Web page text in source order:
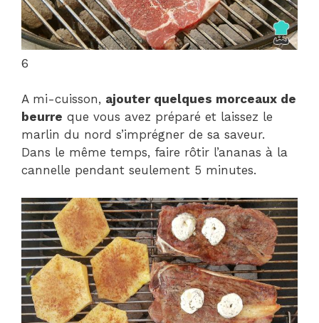
6
A mi-cuisson, ajouter quelques morceaux de
beurre que vous avez préparé et laissez le
marlin du nord s’imprégner de sa saveur.
Dans le même temps, faire rôtir l’ananas à la
cannelle pendant seulement 5 minutes.